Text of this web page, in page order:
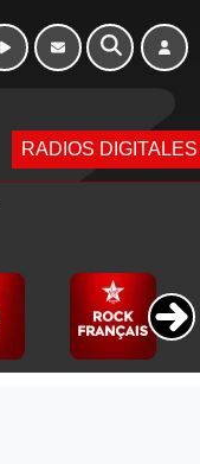
RADIOS DIGITALES